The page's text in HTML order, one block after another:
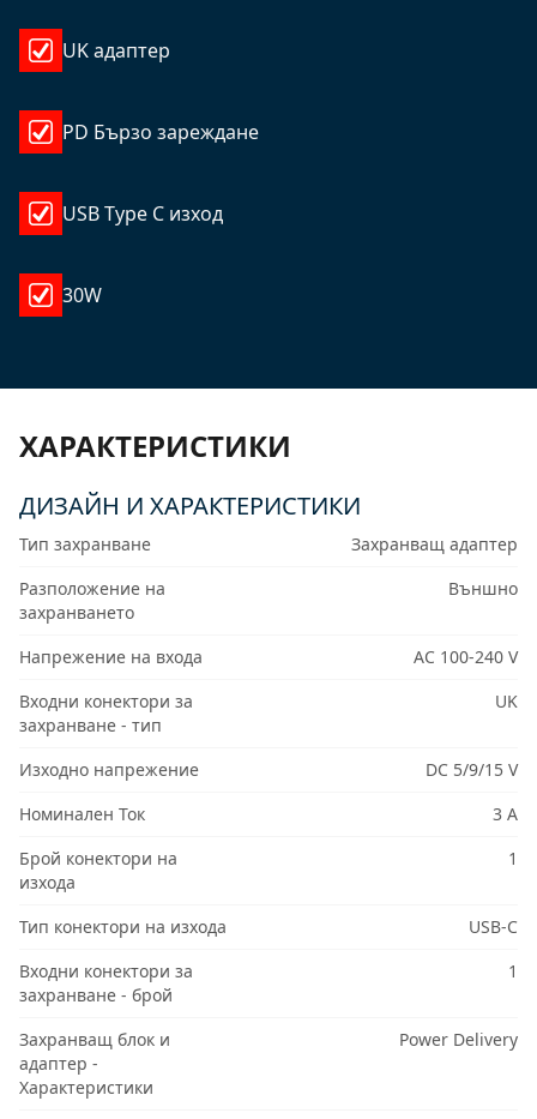
UK адаптер
PD Бързо зареждане
USB Type C изход
30W
ХАРАКТЕРИСТИКИ
ДИЗАЙН И ХАРАКТЕРИСТИКИ
Тип захранване
Захранващ адаптер
Разположение на
захранването
Външно
Напрежение на входа
AC 100-240 V
Входни конектори за
захранване - тип
UK
Изходно напрежение
DC 5/9/15 V
Номинален Ток
3 A
Брой конектори на
изхода
1
Тип конектори на изхода
USB-C
Входни конектори за
захранване - брой
1
Захранващ блок и
адаптер -
Характеристики
Power Delivery